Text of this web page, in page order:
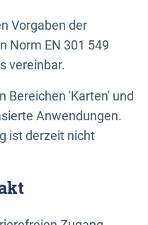
Vorgaben der
Norm EN 301 549
vereinbar.
Bereichen 'Karten' und
Anwendungen.
ist derzeit nicht